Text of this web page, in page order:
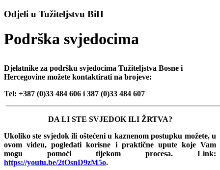
Odjeli u Tužiteljstvu BiH
Podrška svjedocima
Djelatnike za podršku svjedocima Tužiteljstva Bosne i
Hercegovine možete kontaktirati na brojeve:
Tel: +387 (0)33 484 606 i387 (0)33 484 607
DA LI STE SVJEDOK ILI ŽRTVA?
Ukoliko ste svjedok ili oštećeni u kaznenom postupku možete, u
ovom videu, pogledati korisne i praktične upute koje Vam
mogu pomoći tijekom procesa. Link:
https://youtu.be/2tOsnD9zM5o.